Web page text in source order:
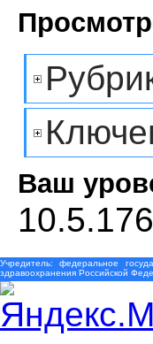
Ваш
Учредитель: федеральное
здравоохранения Российской